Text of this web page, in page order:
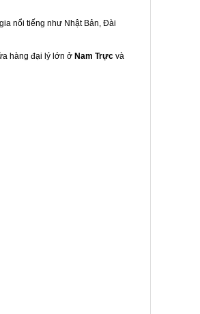
nổi tiếng như Nhật Bản, Đài
hàng đại lý lớn ở Nam Trực và